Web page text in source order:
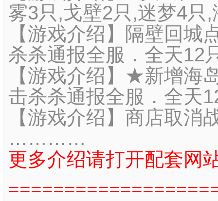
雾3只,戈壁2只,迷梦4只,
【游戏介绍】隔壁回
杀杀通报全服．全天12
【游戏介绍】★新增海
击杀杀通报全服．全天
【游戏介绍】商店取消
…………
更多介绍请打开配套